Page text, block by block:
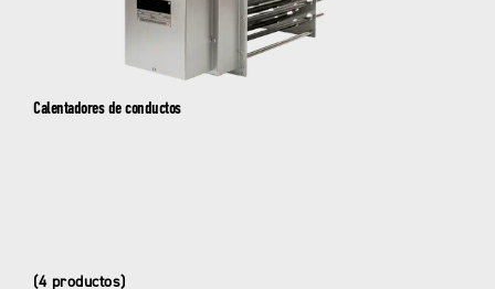
Calentadores de conductos
(4 productos)